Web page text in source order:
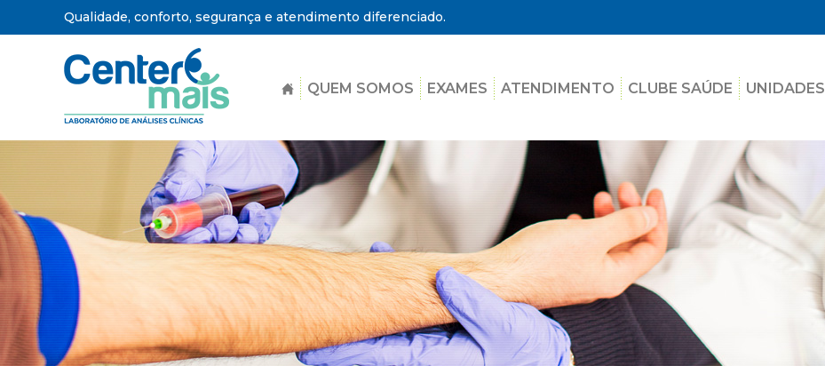
Qualidade, conforto, segurança e atendimento diferenciado.
Clínicas
QUEM SOMOS EXAMES ATENDIMENTO CLUBE SAÚDE UNIDADES